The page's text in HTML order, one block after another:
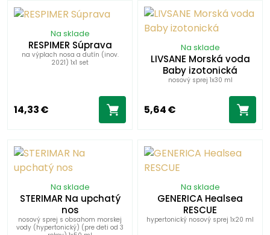
Na sklade
RESPIMER Súprava
na výplach nosa a dutín (inov.
2021) 1x1 set
14,33 €
Na sklade
LIVSANE Morská voda
Baby izotonická
nosový sprej 1x30 ml
5,64 €
Na sklade
STERIMAR Na upchatý
nos
nosový sprej s obsahom morskej
vody (hypertonický) (pre deti od 3
Na sklade
GENERICA Healsea
RESCUE
hypertonický nosový sprej 1x20 ml